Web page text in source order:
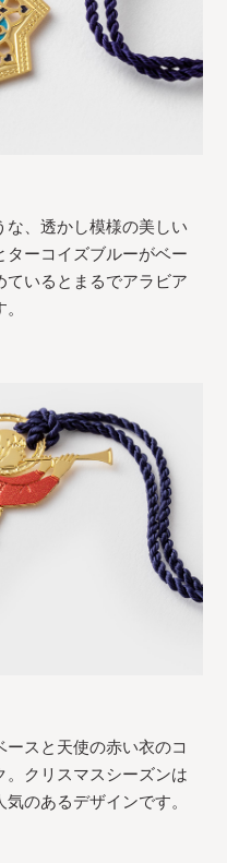
な、透かし模様の美しい
ターコイズブルーがベー
ているとまるでアラビア
スと天使の赤い衣のコ
。クリスマスシーズンは
のあるデザインです。